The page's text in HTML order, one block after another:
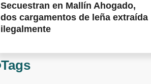
Secuestran en Mallín Ahogado,
dos cargamentos de leña extraída
ilegalmente
Tags